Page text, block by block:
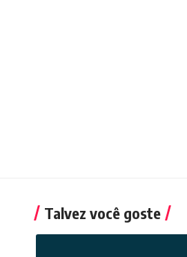
Talvez você goste